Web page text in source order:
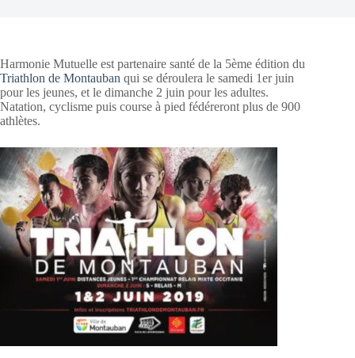
Harmonie Mutuelle est partenaire santé de la 5ème édition du
Triathlon de Montauban qui se déroulera le samedi 1er juin
pour les jeunes, et le dimanche 2 juin pour les adultes.
Natation, cyclisme puis course à pied fédéreront plus de 900
athlètes.